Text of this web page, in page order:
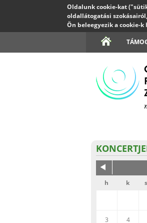
Oldalunk cookie-kat
oldallátogatási
Ön beleegyezik a cookie-k
h k
3 4